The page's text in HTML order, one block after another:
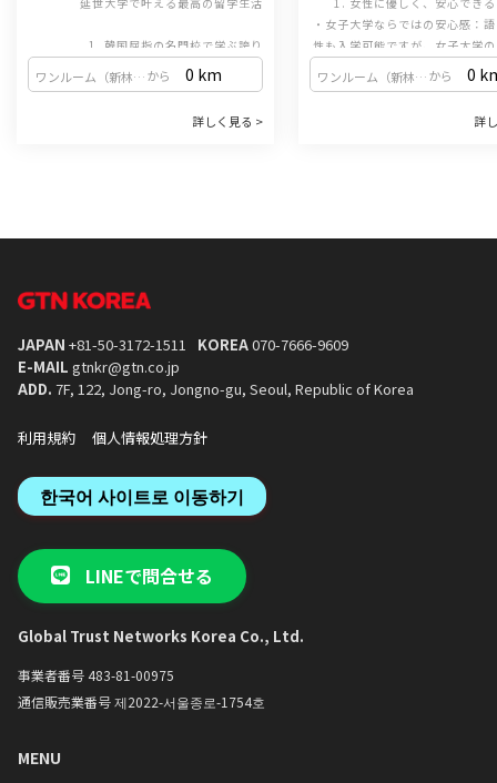
1. 韓国屈指の名門校で学ぶ誇り
韓国の「3大名門大学（SKY）」の一つで
あり、国内で最も長い歴史と伝統を誇る韓
ます。世界中から集まる優秀な学生たちと
国際化を牽引する大学として、多様な英語
グラムを完備。海外からの学生を温かく迎
え入れる文化が根付いています。
4. 体系的な「正規課程」で確かな実力を
多国籍な学習環境：世界各地から集まった
深く学びます。
間の密度の高い授業を通じて、基礎から応
用まで体系的にスキルアップできます。
5. 進学を目指すなら「大学韓国語課程」
韓国での大学・大学院進学を目指す方に特
化したコースです。
発表など、大学生活に必要な専門的な韓国
・少人数クラスと奨学金：少人数制できめ
細やかな指導が受けられるほか、多様な奨
ワンルーム（新林駅 / 2号線・新林線）から 0 km
詳しく見る >
・女子大学ならではの安心感：
性も入学可能ですが、女子大学
ス内にあるため、女性の比率が
生にとっても安全で体系的な教
て学ぶことが
・試験形式に合わせた学習：
名所探訪などの文化行事、韓国
4. 学生同士の活発な交流とサ
・現役学生によるサポート：梨
ワンルーム（新林駅 / 2号線・新林線）から 0
詳
JAPAN +81-50-3172-1511 KOREA070-7666-9609
E-MAIL gtnkr@gtn.co.jp
ADD. 7F, 122, Jong-ro, Jongno-gu, Seoul, Republic of Korea
利用規約 個人情報処理方針
한국어 사이트로 이동하기
LINEで問合せる
Global Trust Networks Korea Co., Ltd.
事業者番号 483-81-00975
通信販売業番号 제2022-서울종로-1754호
MENU